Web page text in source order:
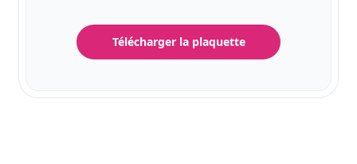
Télécharger la plaquette